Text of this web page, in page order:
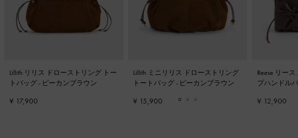
Lillith リリス ドローストリング トー
トバッグ - ピーカンブラウン
¥ 17,900
Lillith ミニリリス ドローストリング
トートバッグ - ピーカンブラウン
¥ 15,900
Reese リー
プハンドル
¥ 12,900